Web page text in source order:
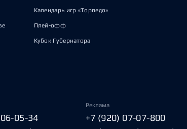
Календарь игр «Торпедо»
Плей-офф
Кубок Губернатора
05-34
Реклама
+7 (920) 07-07-800